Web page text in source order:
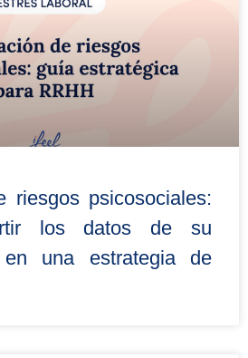
riesgos psicosociales:
los datos de su
en una estrategia de